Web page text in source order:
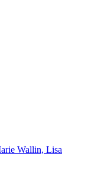
Wallin, Lisa